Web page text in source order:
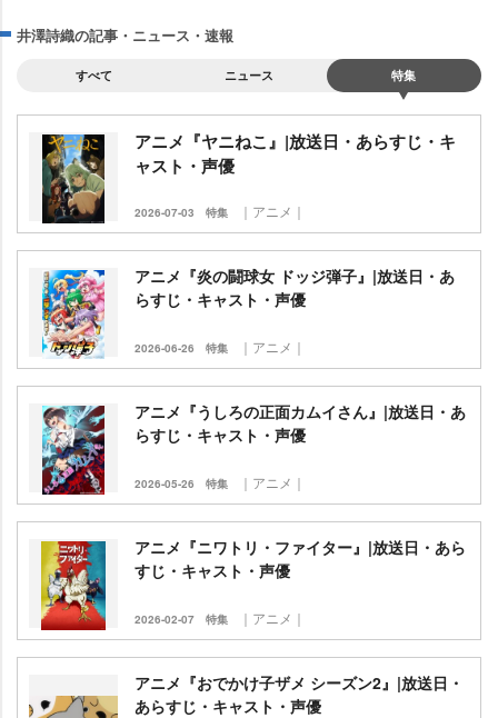
井澤詩織の記事・ニュース・速報
すべて ニュース 特集
アニメ『ヤニねこ』|放送日・あらすじ・キ
ャスト・声優
2026-07-03 特集 ｜アニメ｜
アニメ『炎の闘球女 ドッジ弾子』|放送日・あ
らすじ・キャスト・声優
2026-06-26 特集 ｜アニメ｜
アニメ『うしろの正面カムイさん』|放送日・あ
らすじ・キャスト・声優
2026-05-26 特集 ｜アニメ｜
アニメ『ニワトリ・ファイター』|放送日・あら
すじ・キャスト・声優
2026-02-07 特集 ｜アニメ｜
アニメ『おでかけ子ザメ シーズン2』|放送日・
あらすじ・キャスト・声優